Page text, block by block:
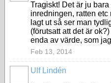
Tragiskt! Det är ju
inredningen, ratten
lagt ut så ser man
(förutsatt att det är
enda av värde, som
Feb 13, 2014
Ulf Lindén